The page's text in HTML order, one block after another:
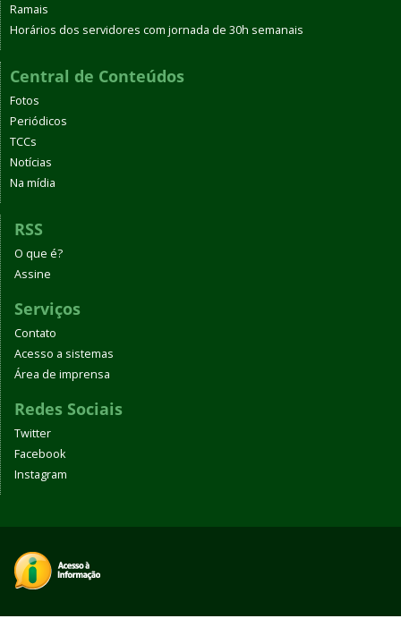
Ramais
Horários dos servidores com jornada de 30h semanais
Central de Conteúdos
Fotos
Periódicos
TCCs
Notícias
Na mídia
RSS
O que é?
Assine
Serviços
Contato
Acesso a sistemas
Área de imprensa
Redes Sociais
Twitter
Facebook
Instagram